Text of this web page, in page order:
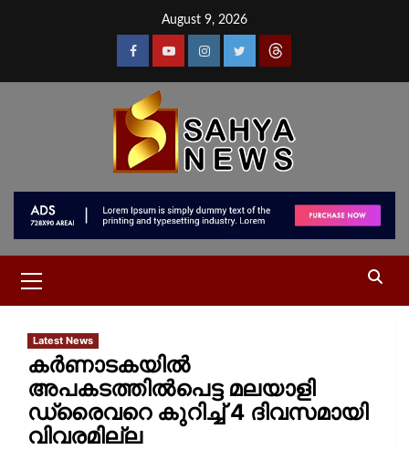
August 9, 2026
Latest News
കർണാടകയിൽ
അപകടത്തിൽപെട്ട മലയാളി
ഡ്രൈവറെ കുറിച്ച് 4 ദിവസമായി
വിവരമില്ല